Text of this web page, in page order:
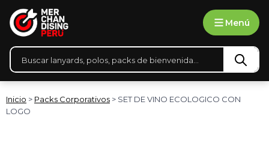
Menú
Búsqueda
Inicio > Packs Corporativos > SET DE VINO ECOLOGICO CON
LOGO